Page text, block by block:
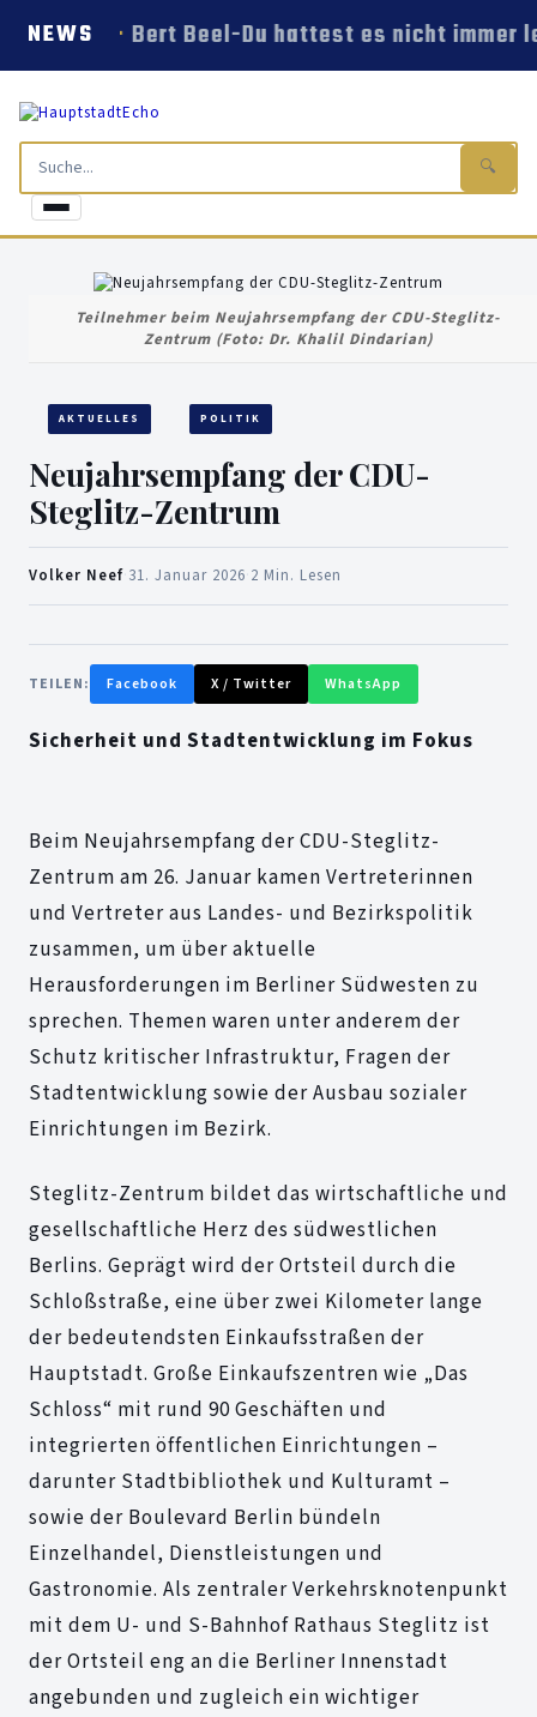
NEWS Bert Beel-Du hattest es nicht immer
🔍
Teilnehmer beim Neujahrsempfang der CDU-Steglitz-
Zentrum (Foto: Dr. Khalil Dindarian)
AKTUELLES POLITIK
Neujahrsempfang der CDU-
Steglitz-Zentrum
Volker Neef 31. Januar 2026 2 Min. Lesen
TEILEN: Facebook X / Twitter WhatsApp
Sicherheit und Stadtentwicklung im Fokus
Beim Neujahrsempfang der CDU-Steglitz-
Zentrum am 26. Januar kamen Vertreterinnen
und Vertreter aus Landes- und Bezirkspolitik
zusammen, um über aktuelle
Herausforderungen im Berliner Südwesten zu
sprechen. Themen waren unter anderem der
Schutz kritischer Infrastruktur, Fragen der
Stadtentwicklung sowie der Ausbau sozialer
Einrichtungen im Bezirk.
Steglitz-Zentrum bildet das wirtschaftliche und
gesellschaftliche Herz des südwestlichen
Berlins. Geprägt wird der Ortsteil durch die
Schloßstraße, eine über zwei Kilometer lange
der bedeutendsten Einkaufsstraßen der
Hauptstadt. Große Einkaufszentren wie „Das
Schloss“ mit rund 90 Geschäften und
integrierten öffentlichen Einrichtungen –
darunter Stadtbibliothek und Kulturamt –
sowie der Boulevard Berlin bündeln
Einzelhandel, Dienstleistungen und
Gastronomie. Als zentraler Verkehrsknotenpunkt
mit dem U- und S-Bahnhof Rathaus Steglitz ist
der Ortsteil eng an die Berliner Innenstadt
angebunden und zugleich ein wichtiger